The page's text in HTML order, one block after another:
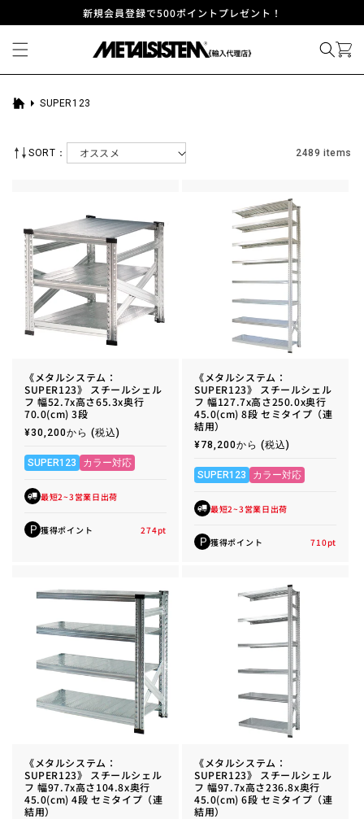
新規会員登録で500ポイントプレゼント！
ホ
SUPER123
SORT： 2489 items
《メタルシステム：
SUPER123》 スチールシェル
フ 幅52.7x高さ65.3x奥行
70.0(cm) 3段
通
価
格
¥30,200から (税込)
SUPER123 カラー対応
最短2~3営業日出荷
P 獲得ポイント 274pt
《メタルシステム：
SUPER123》 スチールシェル
フ 幅127.7x高さ250.0x奥行
45.0(cm) 8段 セミタイプ（連
結用）
通
価
格
¥78,200から (税込)
SUPER123 カラー対応
最短2~3営業日出荷
P 獲得ポイント 710pt
《メタルシステム：
SUPER123》 スチールシェル
フ 幅97.7x高さ104.8x奥行
45.0(cm) 4段 セミタイプ（連
結用）
《メタルシステム：
SUPER123》 スチールシェル
フ 幅97.7x高さ236.8x奥行
45.0(cm) 6段 セミタイプ（連
結用）